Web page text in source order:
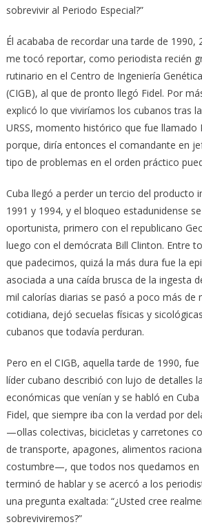
sobrevivir al Periodo Especial?”
Él acababa de recordar una tarde de 1990,
me tocó reportar, como periodista recién
rutinario en el Centro de Ingeniería
(CIGB), al que de pronto llegó Fidel. Por
explicó lo que viviríamos los cubanos tras
URSS, momento histórico que fue llamado
porque, diría entonces el comandante en
tipo de problemas en el orden práctico
Cuba llegó a perder un tercio del producto
1991 y 1994, y el bloqueo estadunidense
oportunista, primero con el republicano
luego con el demócrata Bill Clinton. Entre
que padecimos, quizá la más dura fue la
asociada a una caída brusca de la ingesta
mil calorías diarias se pasó a poco más de
cotidiana, dejó secuelas físicas y
cubanos que todavía perduran.
Pero en el CIGB, aquella tarde de 1990,
líder cubano describió con lujo de detalles
económicas que venían y se habló en
Fidel, que siempre iba con la verdad por
—ollas colectivas, bicicletas y carretones
de transporte, apagones, alimentos
costumbre—, que todos nos quedamos en
terminó de hablar y se acercó a los
una pregunta exaltada: “¿Usted cree
sobreviviremos?”